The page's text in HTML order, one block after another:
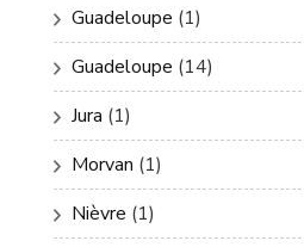
Guadeloupe (1)
Guadeloupe (14)
Jura (1)
Morvan (1)
Nièvre (1)